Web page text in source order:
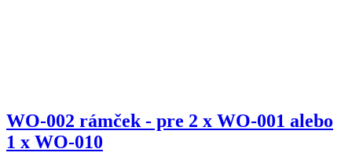
WO-002 rámček - pre 2 x WO-001 alebo
1 x WO-010